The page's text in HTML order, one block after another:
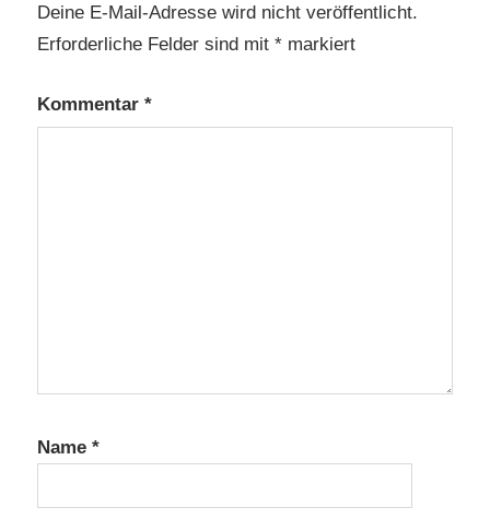
Deine E-Mail-Adresse wird nicht veröffentlicht.
Erforderliche Felder sind mit * markiert
Kommentar *
Name *